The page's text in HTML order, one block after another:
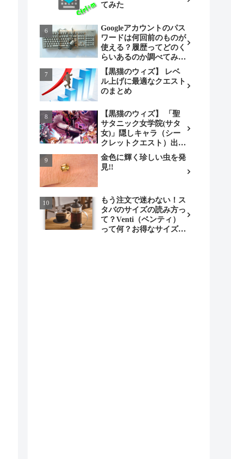
てみた
Googleアカウントのパス
ワードは何回前のものが
使える？履歴ってどのく
らいあるのか調べてみま
した。
【黒猫のウィズ】 レベ
ル上げに最適なクエスト
のまとめ
【黒猫のウィズ】 「聖
サタニック女学院(サタ
女)」隠しキャラ（シー
クレットクエスト）出現
条件とは（ノーマル編）
金色に輝く珍しい虫を発
見!!
もう注文で迷わない！ス
タバのサイズの読み方っ
て？Venti（ベンティ）
って何？お得なサイズも